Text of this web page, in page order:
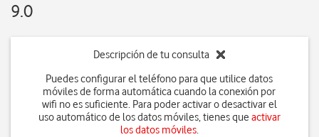
9.0
Descripción de tu consulta
Puedes configurar el teléfono para que utilice datos
móviles de forma automática cuando la conexión por
wifi no es suficiente. Para poder activar o desactivar el
uso automático de los datos móviles, tienes que activar
los datos móviles.